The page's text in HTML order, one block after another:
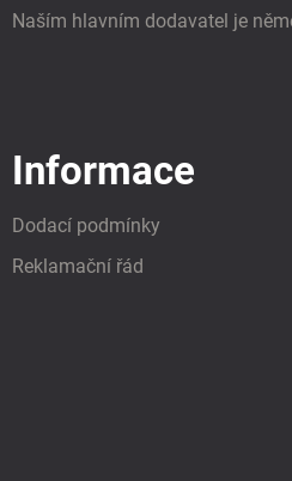
Naším hlavním dodavatel je
Informace
Dodací podmínky
Reklamační řád